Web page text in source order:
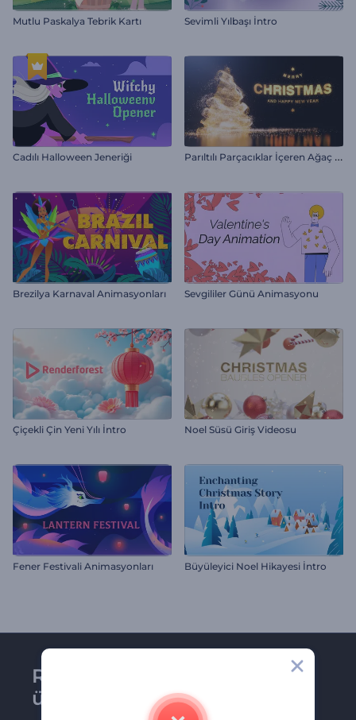
Mutlu Paskalya Tebrik Kartı Sevimli Yılbaşı İntro
Cadılı Halloween Jeneriği P
arıltılı Parçacıklar İçeren Ağaç İntro
Brezilya Karnaval Animasyonları Sevgililer Günü Animasyonu
Çiçekli Çin Yeni Yılı İntro Noel Süsü Giriş Videosu
Fener Festivali Animasyonları Büyüleyici Noel Hikayesi İntro
Renderforest bültenine
üye olun